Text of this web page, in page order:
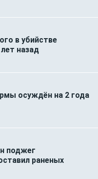
в убийстве
назад
осуждён на 2 года
поджег
раненых